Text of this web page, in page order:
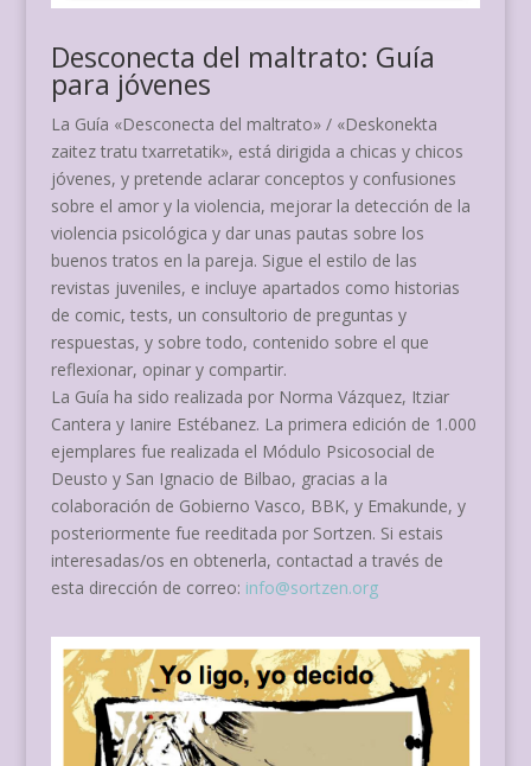
Desconecta del maltrato: Guía
para jóvenes
La Guía «Desconecta del maltrato» / «Deskonekta
zaitez tratu txarretatik», está dirigida a chicas y chicos
jóvenes, y pretende aclarar conceptos y confusiones
sobre el amor y la violencia, mejorar la detección de la
violencia psicológica y dar unas pautas sobre los
buenos tratos en la pareja. Sigue el estilo de las
revistas juveniles, e incluye apartados como historias
de comic, tests, un consultorio de preguntas y
respuestas, y sobre todo, contenido sobre el que
reflexionar, opinar y compartir.
La Guía ha sido realizada por Norma Vázquez, Itziar
Cantera y Ianire Estébanez. La primera edición de 1.000
ejemplares fue realizada el Módulo Psicosocial de
Deusto y San Ignacio de Bilbao, gracias a la
colaboración de Gobierno Vasco, BBK, y Emakunde, y
posteriormente fue reeditada por Sortzen. Si estais
interesadas/os en obtenerla, contactad a través de
esta dirección de correo: info@sortzen.org